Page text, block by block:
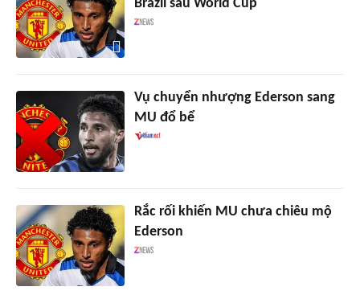
Brazil sau World Cup
Vụ chuyển nhượng Ederson sang
MU đổ bể
Rắc rối khiến MU chưa chiêu mộ
Ederson